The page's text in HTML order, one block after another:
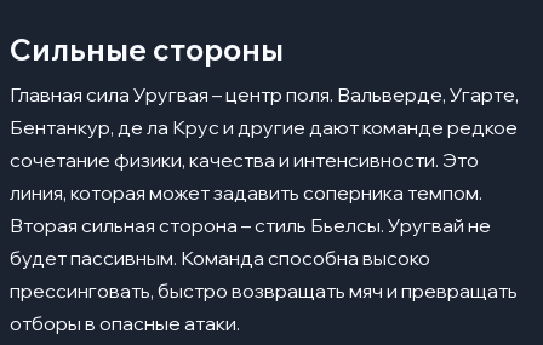
Сильные стороны
Главная сила Уругвая – центр поля. Вальверде, Угарте,
Бентанкур, де ла Крус и другие дают команде редкое
сочетание физики, качества и интенсивности. Это
линия, которая может задавить соперника темпом.
Вторая сильная сторона – стиль Бьелсы. Уругвай не
будет пассивным. Команда способна высоко
прессинговать, быстро возвращать мяч и превращать
отборы в опасные атаки.